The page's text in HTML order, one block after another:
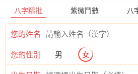
八字精批 紫微鬥數 八
您的姓名
您的性別 男 女